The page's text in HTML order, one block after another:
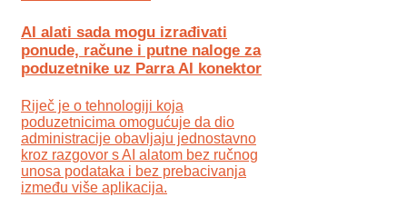
AI alati sada mogu izrađivati
ponude, račune i putne naloge za
poduzetnike uz Parra AI konektor
Riječ je o tehnologiji koja
poduzetnicima omogućuje da dio
administracije obavljaju jednostavno
kroz razgovor s AI alatom bez ručnog
unosa podataka i bez prebacivanja
između više aplikacija.